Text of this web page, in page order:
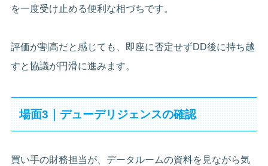
を一度受け止める便利な相づちです。
評価が割高だと感じても、即座に否定せずDD後に持ち越
すと協議が円滑に進みます。
場面3｜デューデリジェンスの確認
買い手の財務担当が、データルームの資料を見ながら気